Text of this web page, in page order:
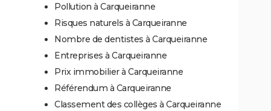
Pollution à Carqueiranne
Risques naturels à Carqueiranne
Nombre de dentistes à Carqueiranne
Entreprises à Carqueiranne
Prix immobilier à Carqueiranne
Référendum à Carqueiranne
Classement des collèges à Carqueiranne